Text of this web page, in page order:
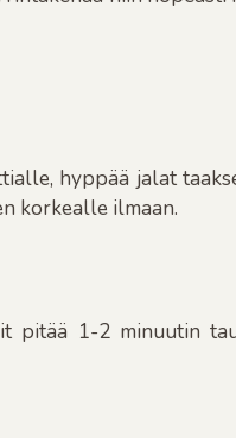
hyppää jalat
korkealle ilmaan.
pitää 1-2 minuutin